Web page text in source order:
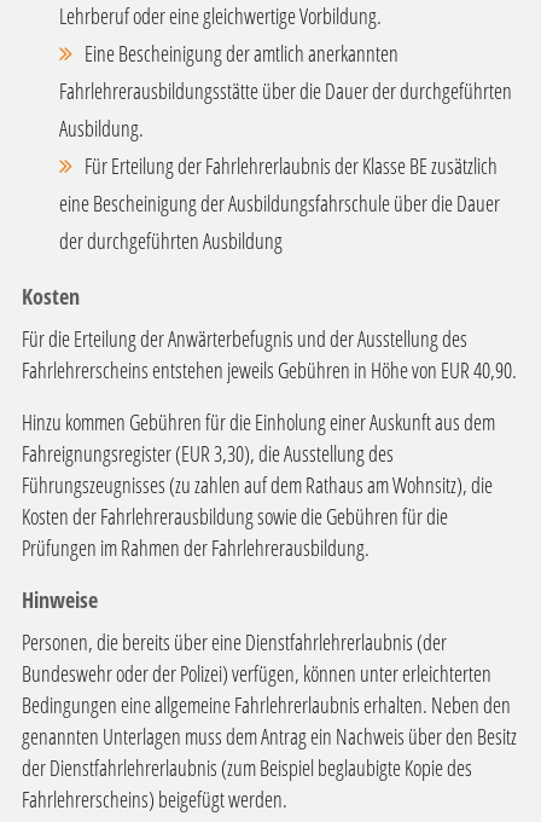
Lehrberuf oder eine gleichwertige Vorbildung.
Eine Bescheinigung der amtlich anerkannten
Fahrlehrerausbildungsstätte über die Dauer der durchgeführten
Ausbildung.
Für Erteilung der Fahrlehrerlaubnis der Klasse BE zusätzlich
eine Bescheinigung der Ausbildungsfahrschule über die Dauer
der durchgeführten Ausbildung
Kosten
Für die Erteilung der Anwärterbefugnis und der Ausstellung des
Fahrlehrerscheins entstehen jeweils Gebühren in Höhe von EUR 40,90.
Hinzu kommen Gebühren für die Einholung einer Auskunft aus dem
Fahreignungsregister (EUR 3,30), die Ausstellung des
Führungszeugnisses (zu zahlen auf dem Rathaus am Wohnsitz), die
Kosten der Fahrlehrerausbildung sowie die Gebühren für die
Prüfungen im Rahmen der Fahrlehrerausbildung.
Hinweise
Personen, die bereits über eine Dienstfahrlehrerlaubnis (der
Bundeswehr oder der Polizei) verfügen, können unter erleichterten
Bedingungen eine allgemeine Fahrlehrerlaubnis erhalten. Neben den
genannten Unterlagen muss dem Antrag ein Nachweis über den Besitz
der Dienstfahrlehrerlaubnis (zum Beispiel beglaubigte Kopie des
Fahrlehrerscheins) beigefügt werden.